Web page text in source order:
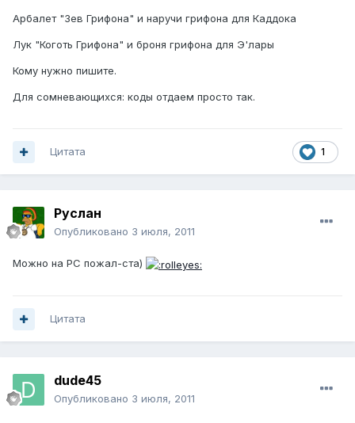
Арбалет "Зев Грифона" и наручи грифона для Каддока
Лук "Коготь Грифона" и броня грифона для Э'лары
Кому нужно пишите.
Для сомневающихся: коды отдаем просто так.
1
Цитата
Руслан
Опубликовано 3 июля, 2011
Можно на PC пожал-ста)
Цитата
dude45
Опубликовано 3 июля, 2011